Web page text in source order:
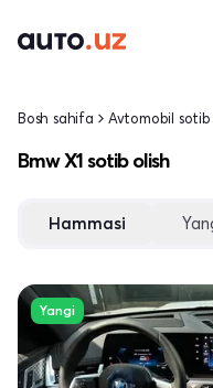
Bosh sahifa Avtomobil sotib
Bmw X1 sotib olish
Hammasi
Yangi